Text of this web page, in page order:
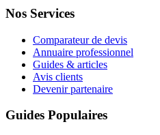
Nos Services
Comparateur de devis
Annuaire professionnel
Guides & articles
Avis clients
Devenir partenaire
Guides Populaires